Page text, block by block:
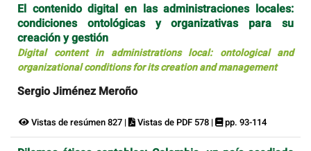
El contenido digital en las administraciones locales:
condiciones ontológicas y organizativas para su
creación y gestión
Digital content in administrations local: ontological and
organizational conditions for its creation and management
Sergio Jiménez Meroño
Vistas de resúmen 827 | Vistas de PDF 578 | pp. 93-114